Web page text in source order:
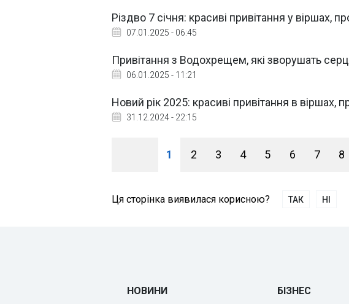
Різдво 7 січня: красиві привітання у віршах,
07.01.2025 - 06:45
Привітання з Водохрещем, які зворушать
06.01.2025 - 11:21
Новий рік 2025: красиві привітання в віршах,
31.12.2024 - 22:15
1 2 3 4 5 6 7 8
Ця сторінка виявилася корисною? ТАК НІ
НОВИНИ БІЗНЕС